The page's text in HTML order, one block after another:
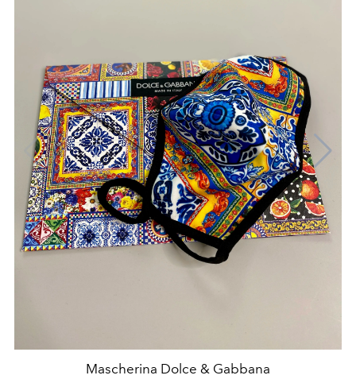
Mascherina Dolce & Gabbana